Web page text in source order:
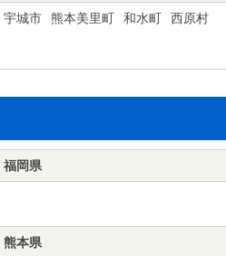
宇城市 熊本美里町 和水町
西原村
福岡県
熊本県